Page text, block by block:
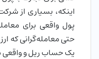
اینکه، بسیاری از
پول واقعی برای
حتی معامله‌گرانی که
یک حساب ریل و واقعی